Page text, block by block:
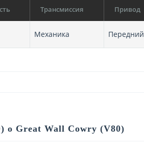
Трансмиссия Привод
Механика Передний
о Great Wall Cowry (V80)